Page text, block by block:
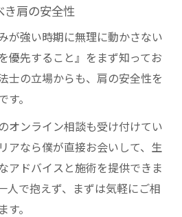
き肩の安全性
が強い時期に無理に動かさない
優先すること』をまず知ってお
士の立場からも、肩の安全性を
。
オンライン相談も受け付けてい
アなら僕が直接お会いして、生
アドバイスと施術を提供できま
人で抱えず、まずは気軽にご相
。